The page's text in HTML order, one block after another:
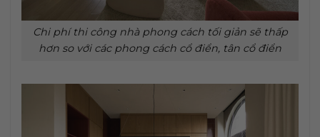
Chi phí thi công nhà phong cách tối giản sẽ thấp
hơn so với các phong cách cổ điển, tân cổ điển